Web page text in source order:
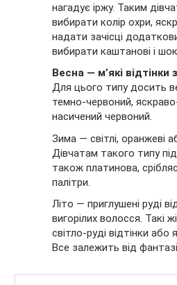
нагадує іржу. Таким
вибирати колір охри,
надати зачісці
вибирати каштанові і
Весна — м’які відтінки
Для цього типу досить
темно-червоний,
насичений червоний.
Зима — світлі, оранжеві
Дівчатам такого типу
також платинова,
палітри.
Літо — приглушені руді
вигорілих волосся. Такі
світло-руді відтінки або
Все залежить від